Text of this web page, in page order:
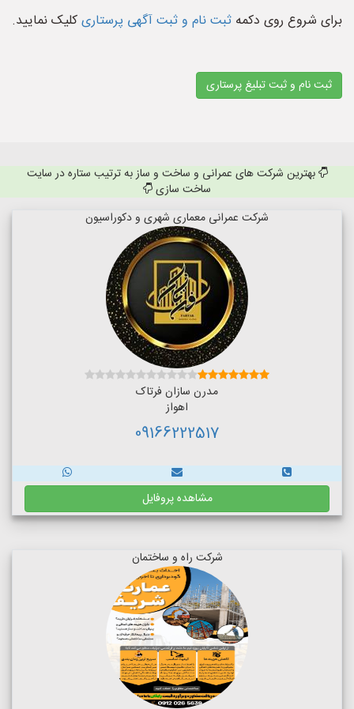
برای شروع روی دکمه ثبت نام و ثبت آگهی پرستاریکلیک نمایید.
ثبت نام و ثبت تبلیغ پرستاری
بهترین شرکت های عمرانی و ساخت و ساز به ترتیب ستاره در سایت
ساخت سازی
شرکت عمرانی معماری شهری و دکوراسیون
مدرن سازان فرتاک
اهواز
09166222517
مشاهده پروفایل
شرکت راه و ساختمان